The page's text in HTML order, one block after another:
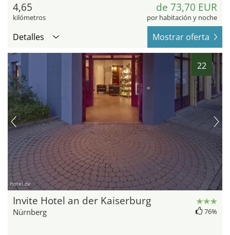
4,65
kilómetros
de 73,70 EUR
por habitación y noche
Detalles Mostrar oferta
22
hotel.de
Invite Hotel an der Kaiserburg
Nürnberg 76%